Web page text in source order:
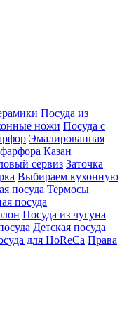
Посуда из
ножи Посуда с
Эмалированная
Казан
сервиз Заточка
Выбираем кухонную
посуда Термосы
посуда
Посуда из чугуна
Детская посуда
для HoReCa Права